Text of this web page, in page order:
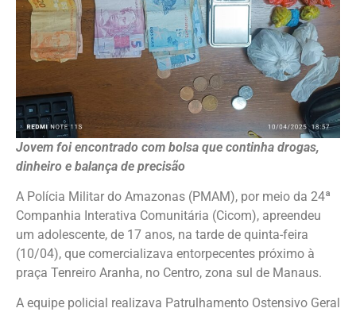
Jovem foi encontrado com bolsa que continha drogas,
dinheiro e balança de precisão
A Polícia Militar do Amazonas (PMAM), por meio da 24ª
Companhia Interativa Comunitária (Cicom), apreendeu
um adolescente, de 17 anos, na tarde de quinta-feira
(10/04), que comercializava entorpecentes próximo à
praça Tenreiro Aranha, no Centro, zona sul de Manaus.
A equipe policial realizava Patrulhamento Ostensivo Geral